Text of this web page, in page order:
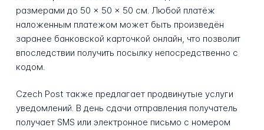
размерами до 50 × 50 × 50 см. Любой платёж
наложенным платежом может быть произведён
заранее банковской карточкой онлайн, что позволит
впоследствии получить посылку непосредственно с
кодом.
Czech Post также предлагает продвинутые услуги
уведомлений. В день сдачи отправления получатель
получает SMS или электронное письмо с номером